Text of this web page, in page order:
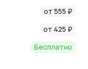
от 555 ₽
от 425 ₽
Бесплатно